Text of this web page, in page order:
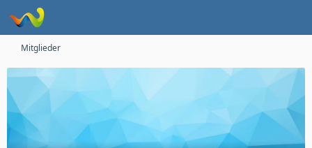
Mitglieder